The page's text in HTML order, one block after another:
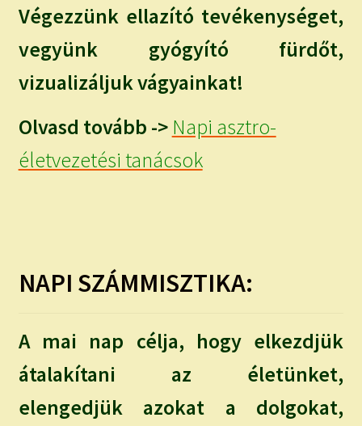
Végezzünk ellazító tevékenységet,
vegyünk gyógyító fürdőt,
vizualizáljuk vágyainkat!
Olvasd tovább -> Napi asztro-
életvezetési tanácsok
NAPI SZÁMMISZTIKA:
A mai nap célja, hogy elkezdjük
átalakítani az életünket,
elengedjük azokat a dolgokat,